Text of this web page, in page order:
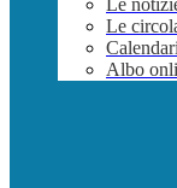
Le
Le
Albo